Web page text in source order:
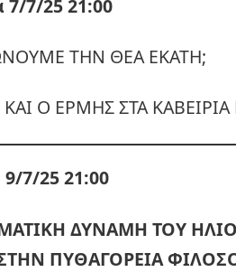
7/7/25 21:00
ΤΗΝ ΘΕΑ ΕΚΑΤΗ;
Ο ΕΡΜΗΣ ΣΤΑ
9/7/25 21:00
ΔΥΝΑΜΗ ΤΟΥ
ΠΥΘΑΓΟΡΕΙΑ